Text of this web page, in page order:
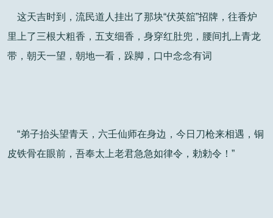
这天吉时到，流民道人挂出了那块“伏英舘”招牌，往香炉
里上了三根大粗香，五支细香，身穿红肚兜，腰间扎上青龙
带，朝天一望，朝地一看，跺脚，口中念念有词
“弟子抬头望青天，六壬仙师在身边，今日刀枪来相遇，铜
皮铁骨在眼前，吾奉太上老君急急如律令，勅勅令！”